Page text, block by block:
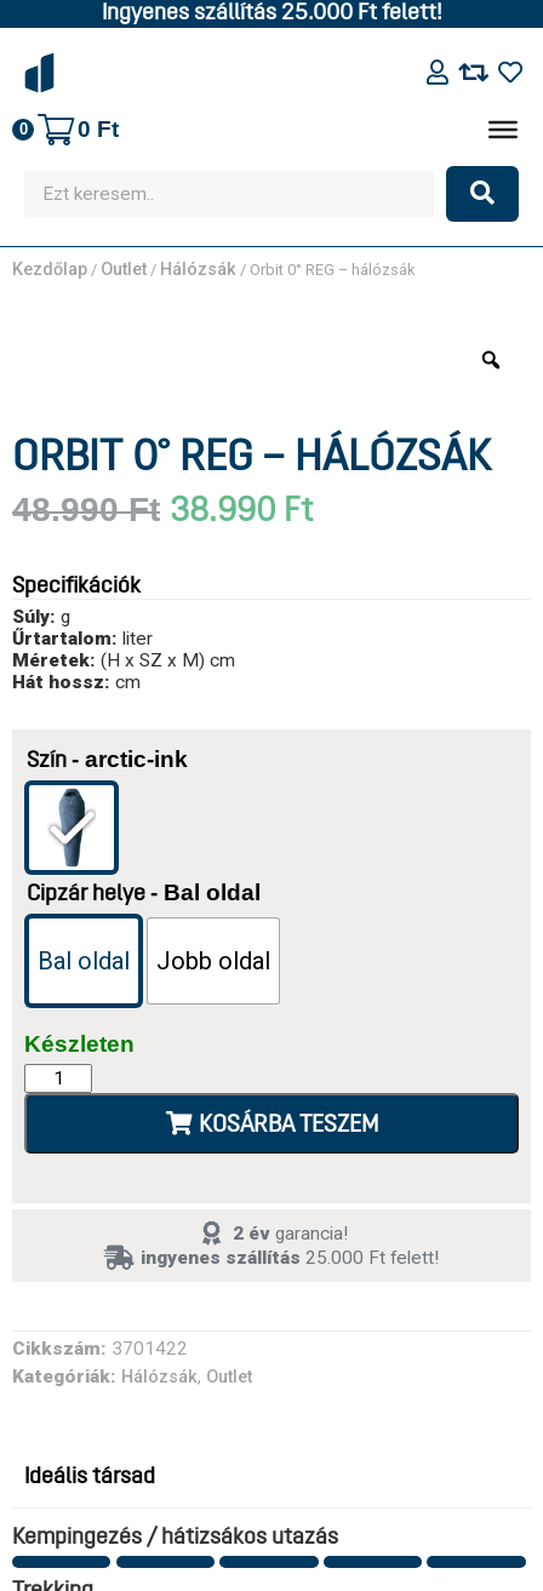
Ingyenes szállítás 25.000 Ft felett!
0 0 Ft
Kezdőlap / Outlet / Hálózsák / Orbit 0° REG – hálózsák
ORBIT 0° REG – HÁLÓZSÁK
48.990Ft 38.990 Ft
Specifikációk
Súly: g
Űrtartalom: liter
Méretek: (H x SZ x M) cm
Hát hossz: cm
Szín - arctic-ink
Cipzár helye - Bal oldal
Bal oldal Jobb oldal
Készleten
KOSÁRBA TESZEM
2 évgarancia!
ingyenes szállítás 25.000 Ft felett!
Cikkszám: 3701422
Kategóriák: Hálózsák, Outlet
Ideális társad
Kempingezés / hátizsákos utazás